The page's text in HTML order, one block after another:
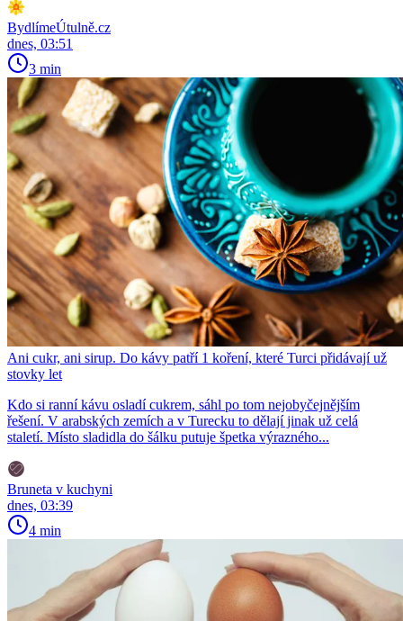
BydlímeÚtulně.cz
dnes, 03:51
3 min
Ani cukr, ani sirup. Do kávy patří 1 koření, které Turci přidávají už
stovky let
Kdo si ranní kávu osladí cukrem, sáhl po tom nejobyčejnějším
řešení. V arabských zemích a v Turecku to dělají jinak už celá
staletí. Místo sladidla do šálku putuje špetka výrazného...
Bruneta v kuchyni
dnes, 03:39
4 min